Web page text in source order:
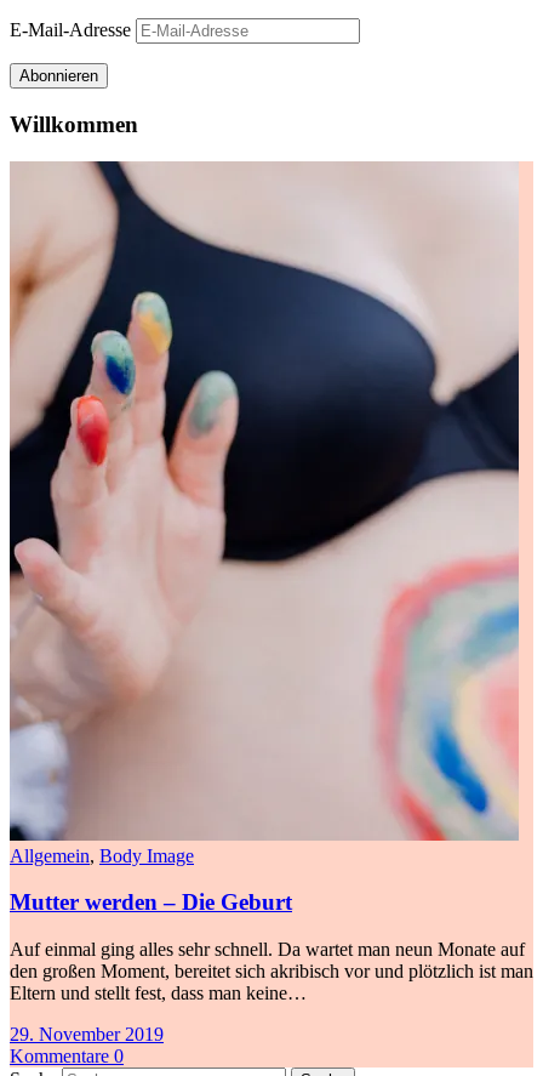
E-Mail-Adresse
Abonnieren
Willkommen
Allgemein, Body Image
Mutter werden – Die Geburt
Auf einmal ging alles sehr schnell. Da wartet man neun Monate auf
den großen Moment, bereitet sich akribisch vor und plötzlich ist man
Eltern und stellt fest, dass man keine…
29. November 2019
Kommentare 0